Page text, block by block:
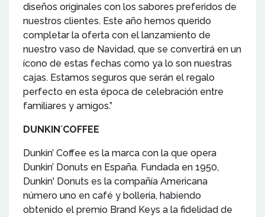
diseños originales con los sabores preferidos de
nuestros clientes. Este año hemos querido
completar la oferta con el lanzamiento de
nuestro vaso de Navidad, que se convertirá en un
ícono de estas fechas como ya lo son nuestras
cajas. Estamos seguros que serán el regalo
perfecto en esta época de celebración entre
familiares y amigos.”
DUNKIN´COFFEE
Dunkin’ Coffee es la marca con la que opera
Dunkin’ Donuts en España. Fundada en 1950,
Dunkin' Donuts es la compañía Americana
número uno en café y bollería, habiendo
obtenido el premio Brand Keys a la fidelidad de